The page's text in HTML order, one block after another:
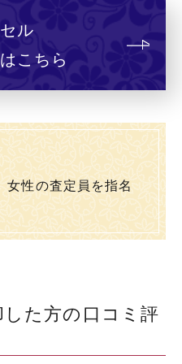
ル
こちら
女性の査定員を指名
た方の口コミ評